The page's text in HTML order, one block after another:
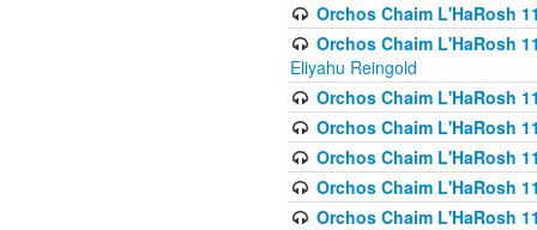
Orchos Chaim L'HaRosh
Orchos Chaim L'HaRosh
Eliyahu Reingold
Orchos Chaim L'HaRosh
Orchos Chaim L'HaRosh
Orchos Chaim L'HaRosh
Orchos Chaim L'HaRosh
Orchos Chaim L'HaRosh